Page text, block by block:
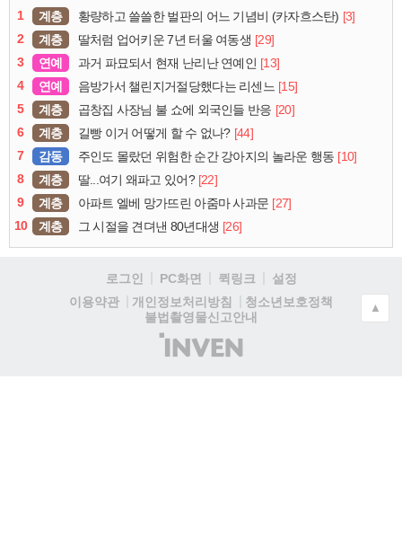
1 계층 황량하고 쓸쓸한 벌판의 어느 기념비 (카자흐스탄) [3]
2
계층 딸처럼 업어키운 7년 터울 여동생 [29]
3
연예 과거 파묘되서 현재 난리난 연예인 [13]
4
연예 음방가서 챌린지거절당했다는 리센느 [15]
5
계층 곱창집 사장님 불 쇼에 외국인들 반응 [20]
6
계층 길빵 이거 어떻게 할 수 없나? [44]
7
감동 주인도 몰랐던 위험한 순간 강아지의 놀라운 행동 [10]
8
계층 딸...여기 왜파고 있어? [22]
9
계층 아파트 엘베 망가뜨린 아줌마 사과문 [27]
10
계층 그 시절을 견뎌낸 80년대생 [26]
로그인 PC화면 퀵링크
설정
이용약관
개인정보처리방침
청소년보호정책
불법촬영물신고안내
(주)
인
▲